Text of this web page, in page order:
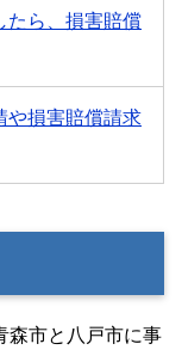
たら、損害賠償
や損害賠償請求
森市と八戸市に事